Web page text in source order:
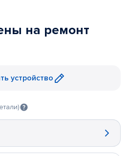
на ремонт
устройство